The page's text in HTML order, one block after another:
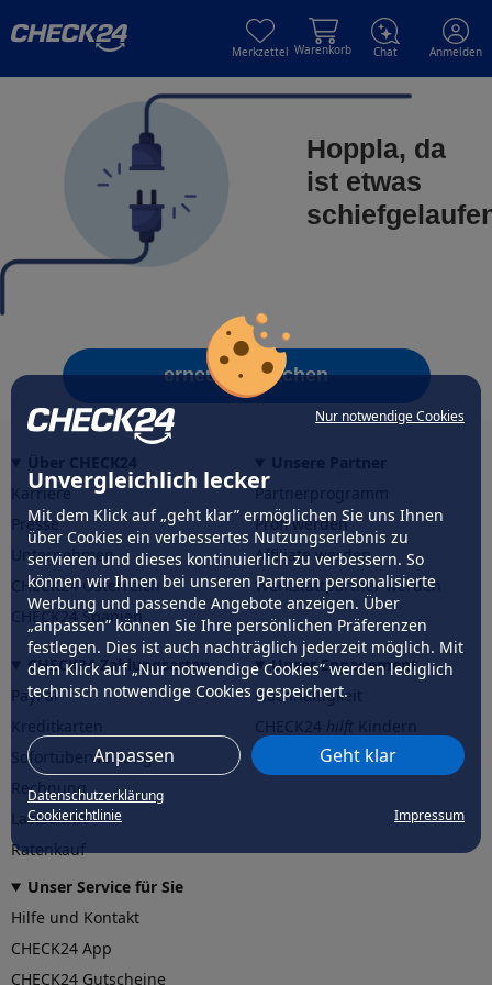
Nur notwendige Cookies
Unvergleichlich lecker
Mit dem Klick auf „geht klar” ermöglichen Sie uns Ihnen
über Cookies ein verbessertes Nutzungserlebnis zu
servieren und dieses kontinuierlich zu verbessern. So
können wir Ihnen bei unseren Partnern personalisierte
Werbung und passende Angebote anzeigen. Über
„anpassen” können Sie Ihre persönlichen Präferenzen
festlegen. Dies ist auch nachträglich jederzeit möglich. Mit
dem Klick auf „Nur notwendige Cookies” werden lediglich
technisch notwendige Cookies gespeichert.
Anpassen Geht klar
Datenschutzerklärung
Cookierichtlinie
Impressum
Merkzettel Warenkorb Chat Anmelden
Hoppla, da
ist etwas
erneut versuchen
Karriere
Presse
Unternehmen
CHECK24 Österreich
CHECK24 Spanien
Partnerprogramm
Profi werden
Affiliate werden
Werkstattpartner werden
CHECK24 Zahlungsarten
PayPal
Sofortüberweisung
Rechnung
Lastschrift
Ratenkauf
Unser Engagement
Nachhaltigkeit
CHECK24hilftder Natur
Unser Service für Sie
Hilfe und Kontakt
CHECK24 App
CHECK24 Gutscheine